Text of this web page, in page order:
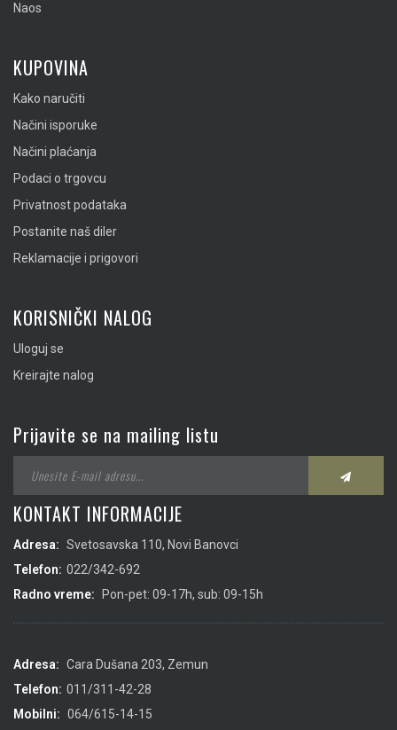
Naos
KUPOVINA
Kako naručiti
Načini isporuke
Načini plaćanja
Podaci o trgovcu
Privatnost podataka
Postanite naš diler
Reklamacije i prigovori
KORISNIČKI NALOG
Uloguj se
Kreirajte nalog
Prijavite se na mailing listu
KONTAKT INFORMACIJE
Adresa: Svetosavska 110, Novi Banovci
Telefon: 022/342-692
Radno vreme:
Pon-pet: 09-17h, sub: 09-15h
Adresa: Cara Dušana 203, Zemun
Telefon: 011/311-42-28
Mobilni: 064/615-14-15